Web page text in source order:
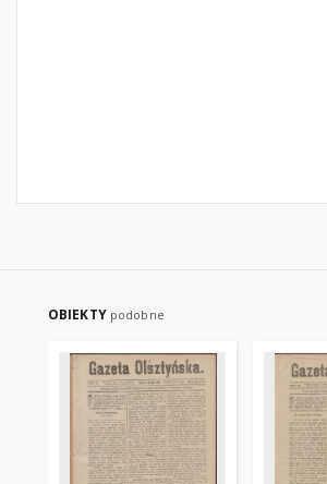
OBIEKTY podobne